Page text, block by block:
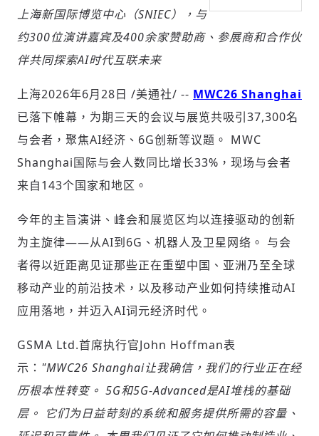
社會
人文
上海新国际博览中心（SNIEC），与
约300位演讲嘉宾及400余家赞助商、参展商和合作伙
伴共同探索AI时代互联未来
上海2026年6月28日 /美通社/ -- MWC26 Shanghai
已落下帷幕，为期三天的会议与展览共吸引37,300名
与会者，聚焦AI经济、6G创新等议题。 MWC
Shanghai国际与会人数同比增长33%，现场与会者
来自143个国家和地区。
今年的主旨演讲、峰会和展览区均以连接驱动的创新
为主旋律——从AI到6G、机器人及卫星网络。 与会
者得以近距离见证那些正在重塑中国、亚洲乃至全球
移动产业的前沿技术，以及移动产业如何持续推动AI
应用落地，并迈入AI词元经济时代。
GSMA Ltd.首席执行官John Hoffman表
示： "MWC26 Shanghai让我确信，我们的行业正在经
历根本性转变。 5G和5G-Advanced是AI堆栈的基础
层。 它们为日益苛刻的系统和服务提供所需的容量、